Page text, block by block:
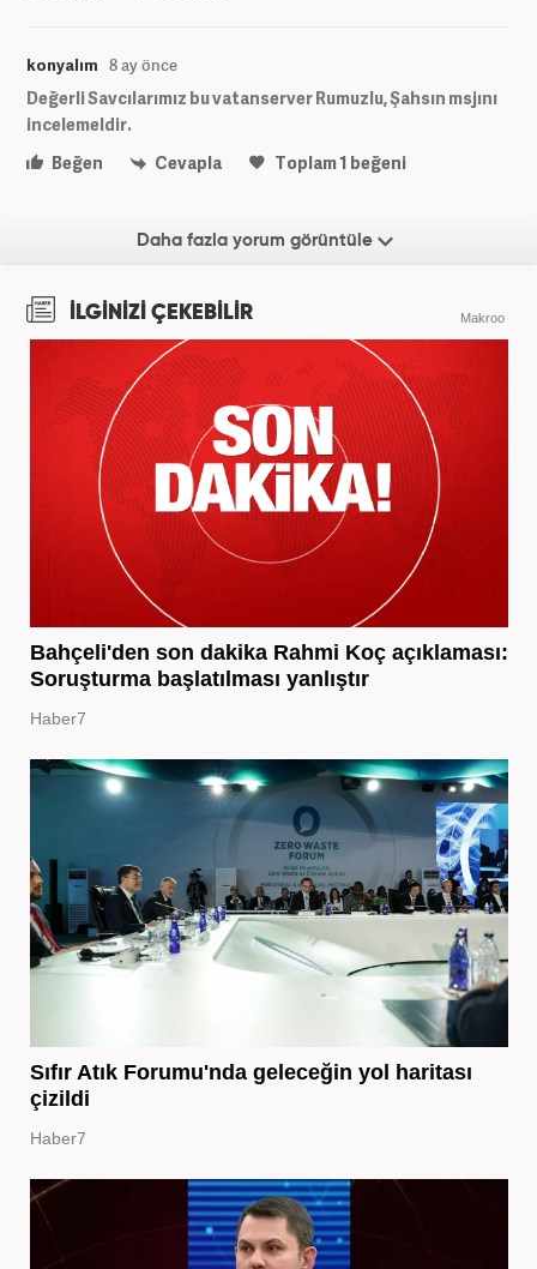
konyalım 8 ay önce
Değerli Savcılarımız bu vatanserver Rumuzlu, Şahsın msjını
incelemeldir.
Beğen
Cevapla Toplam1 beğeni
Daha fazla yorum görüntüle
İLGİNİZİ ÇEKEBİLİR Makroo
Bahçeli'den son dakika Rahmi Koç açıklaması:
Soruşturma başlatılması yanlıştır
Haber7
Sıfır Atık Forumu'nda geleceğin yol haritası
çizildi
Haber7